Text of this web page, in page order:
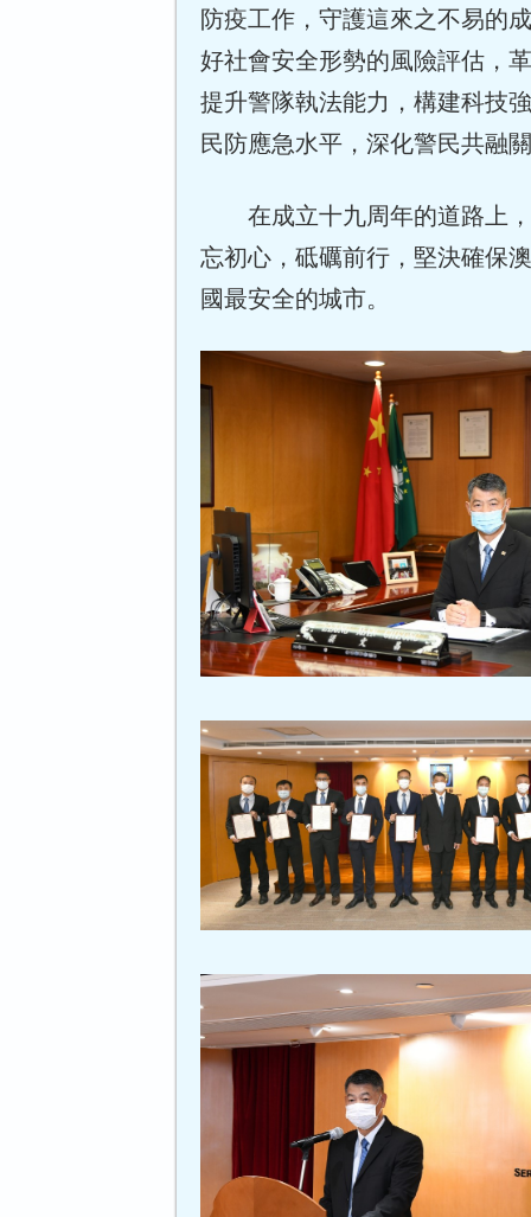
防疫工作，守護這來之不易的
好社會安全形勢的風險評估，
提升警隊執法能力，構建科技
民防應急水平，深化警民共融
在成立十九周年的道路上
忘初心，砥礪前行，堅決確保
國最安全的城市。